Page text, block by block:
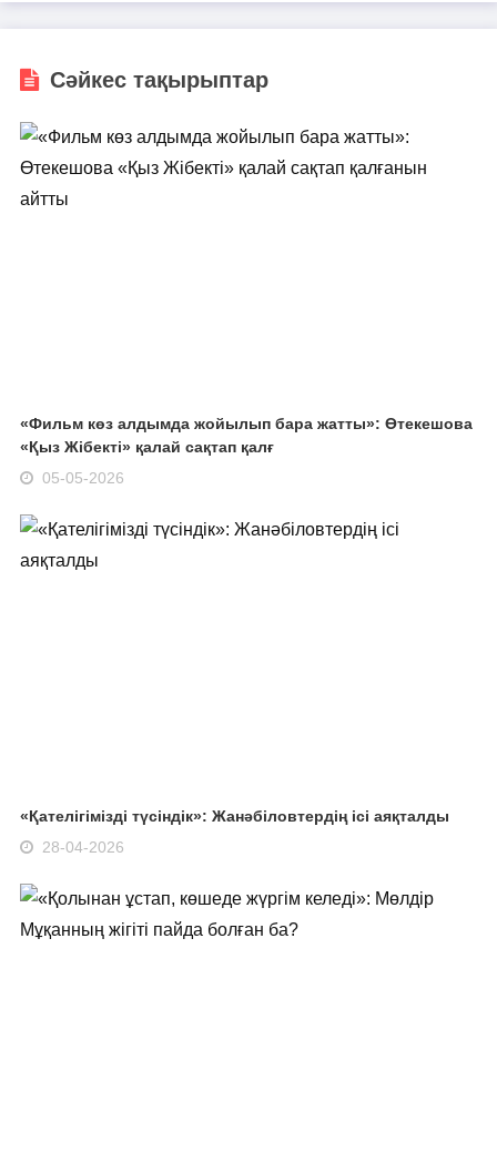
Сәйкес тақырыптар
«Фильм көз алдымда жойылып бара жатты»: Өтекешова
«Қыз Жібекті» қалай сақтап қалғ
05-05-2026
«Қателігімізді түсіндік»: Жанәбіловтердің ісі аяқталды
28-04-2026